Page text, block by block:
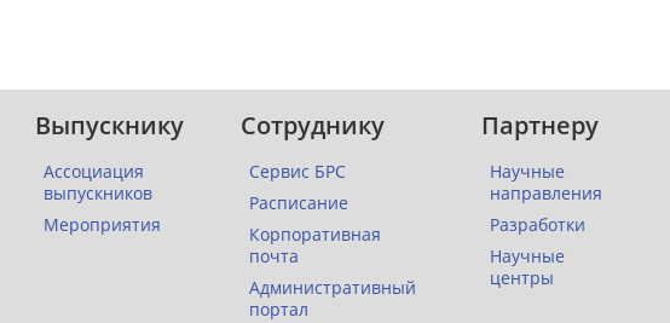
Выпускнику
Ассоциация
выпускников
Мероприятия
Сотруднику
Сервис БРС
Расписание
Корпоративная
почта
Административный
портал
Партнеру
Научные
направления
Разработки
Научные
центры